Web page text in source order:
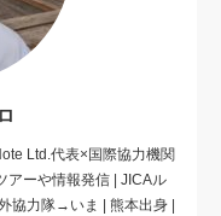
Ltd.代表×国際協力機関
アーや情報発信 | JICAル
協力隊→いま | 熊本出身 |